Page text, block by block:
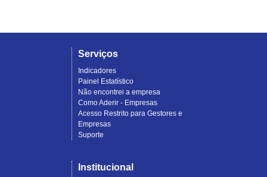
Serviços
Indicadores
Painel Estatístico
Não encontrei a empresa
Como Aderir - Empresas
Acesso Restrito para Gestores e
Empresas
Suporte
Institucional